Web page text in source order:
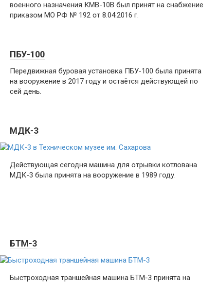
военного назначения КМВ-10В был принят на снабжение
приказом МО РФ № 192 от 8.04.2016 г.
ПБУ-100
Передвижная буровая установка ПБУ-100 была принята
на вооружение в 2017 году и остаётся действующей по
сей день.
МДК-3
Действующая сегодня машина для отрывки котлована
МДК-3 была принята на вооружение в 1989 году.
БТМ-3
Быстроходная траншейная машина БТМ-3 принята на